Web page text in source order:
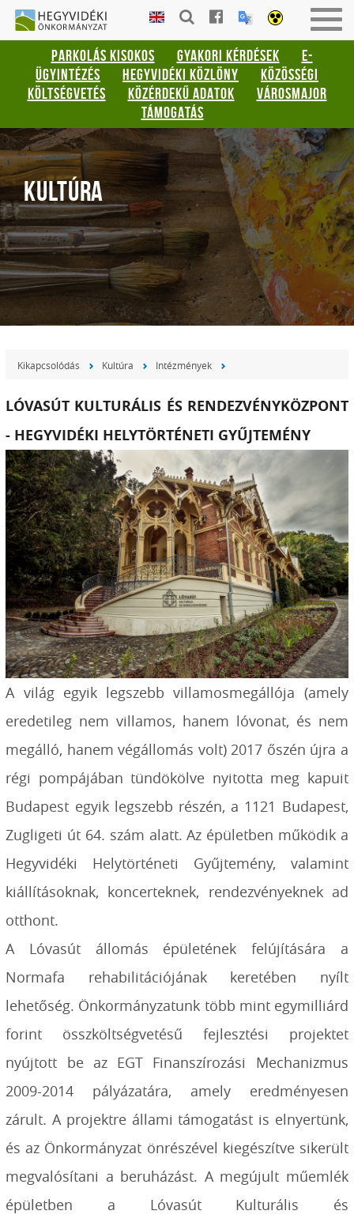
Gyorsbillentyűk
listája
Keresés:
"S"
Bejelentkezés:
HEGYVIDÉKI
ÖNKORMÁNYZAT
PARKOLÁS KISOKOS GYAKORI KÉRDÉSEK
E-
ÜGYINTÉZÉS
HEGYVIDÉKI KÖZLÖNY
KÖZÖSSÉGI
KÖLTSÉGVETÉS
KÖZÉRDEKŰ ADATOK
VÁROSMAJOR
TÁMOGATÁS
KULTÚRA
Kikapcsolódás Kultúra Intézmények
LÓVASÚT KULTURÁLIS ÉS RENDEZVÉNYKÖZPONT
- HEGYVIDÉKI HELYTÖRTÉNETI GYŰJTEMÉNY
A világ egyik legszebb villamosmegállója (amely
eredetileg nem villamos, hanem lóvonat, és nem
megálló, hanem végállomás volt) 2017 őszén újra a
régi pompájában tündökölve nyitotta meg kapuit
Budapest egyik legszebb részén, a 1121 Budapest,
Zugligeti út 64. szám alatt. Az épületben működik a
Hegyvidéki Helytörténeti Gyűjtemény, valamint
kiállításoknak, koncerteknek, rendezvényeknek ad
otthont.
A Lóvasút állomás épületének felújítására a
Normafa rehabilitációjának keretében nyílt
lehetőség. Önkormányzatunk több mint egymilliárd
forint összköltségvetésű fejlesztési projektet
nyújtott be az EGT Finanszírozási Mechanizmus
2009-2014 pályázatára, amely eredményesen
zárult. A projektre állami támogatást is elnyertünk,
és az Önkormányzat önrészével kiegészítve sikerült
megvalósítani a beruházást. A megújult műemlék
épületben a Lóvasút Kulturális és